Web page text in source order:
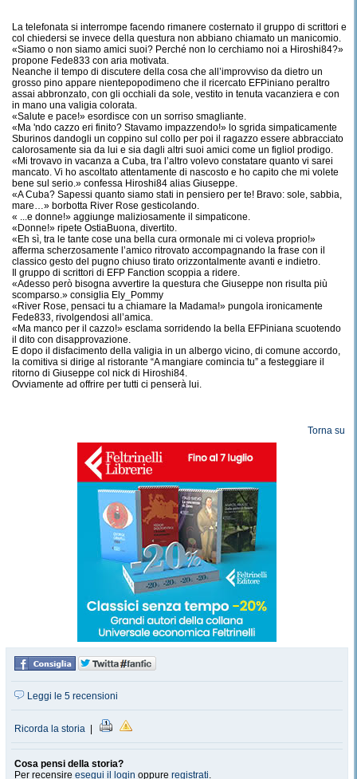
La telefonata si interrompe facendo rimanere costernato il gruppo di scrittori e
col chiedersi se invece della questura non abbiano chiamato un manicomio.
«Siamo o non siamo amici suoi? Perché non lo cerchiamo noi a Hiroshi84?»
propone Fede833 con aria motivata.
Neanche il tempo di discutere della cosa che all’improvviso da dietro un
grosso pino appare nientepopodimeno che il ricercato EFPiniano peraltro
assai abbronzato, con gli occhiali da sole, vestito in tenuta vacanziera e con
in mano una valigia colorata.
«Salute e pace!» esordisce con un sorriso smagliante.
«Ma 'ndo cazzo eri finito? Stavamo impazzendo!» lo sgrida simpaticamente
Sburinos dandogli un coppino sul collo per poi il ragazzo essere abbracciato
calorosamente sia da lui e sia dagli altri suoi amici come un figliol prodigo.
«Mi trovavo in vacanza a Cuba, tra l’altro volevo constatare quanto vi sarei
mancato. Vi ho ascoltato attentamente di nascosto e ho capito che mi volete
bene sul serio.» confessa Hiroshi84 alias Giuseppe.
«A Cuba? Sapessi quanto siamo stati in pensiero per te! Bravo: sole, sabbia,
mare…» borbotta River Rose gesticolando.
« ...e donne!» aggiunge maliziosamente il simpaticone.
«Donne!» ripete OstiaBuona, divertito.
«Eh sì, tra le tante cose una bella cura ormonale mi ci voleva proprio!»
afferma scherzosamente l’amico ritrovato accompagnando la frase con il
classico gesto del pugno chiuso tirato orizzontalmente avanti e indietro.
Il gruppo di scrittori di EFP Fanction scoppia a ridere.
«Adesso però bisogna avvertire la questura che Giuseppe non risulta più
scomparso.» consiglia Ely_Pommy
«River Rose, pensaci tu a chiamare la Madama!» pungola ironicamente
Fede833, rivolgendosi all’amica.
«Ma manco per il cazzo!» esclama sorridendo la bella EFPiniana scuotendo
il dito con disapprovazione.
E dopo il disfacimento della valigia in un albergo vicino, di comune accordo,
la comitiva si dirige al ristorante “A mangiare comincia tu” a festeggiare il
ritorno di Giuseppe col nick di Hiroshi84.
Ovviamente ad offrire per tutti ci penserà lui.
Torna su
Leggi le 5 recensioni
Ricorda la storia
Cosa pensi della storia?
Per recensire esegui il login oppure registrati.